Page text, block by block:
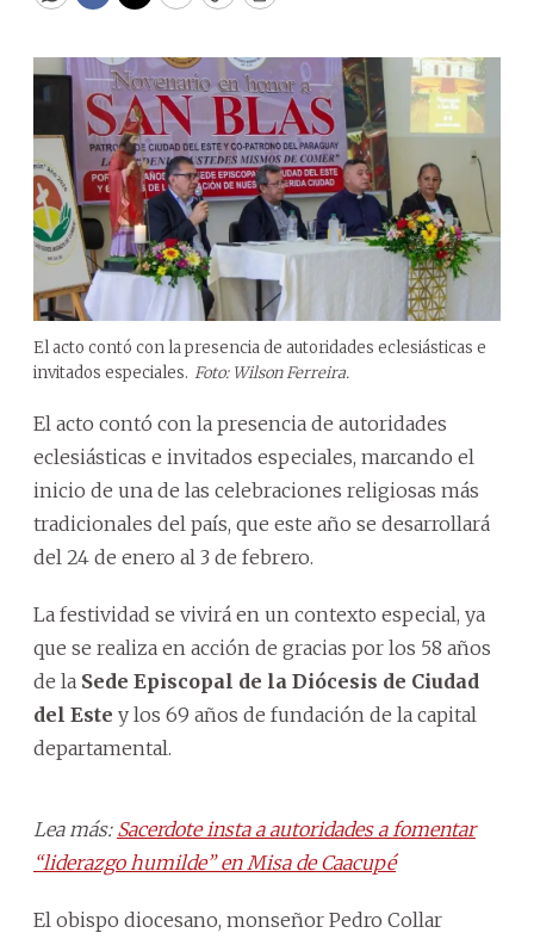
El acto contó con la presencia de autoridades eclesiásticas e
invitados especiales. Foto: Wilson Ferreira.
El acto contó con la presencia de autoridades
eclesiásticas e invitados especiales, marcando el
inicio de una de las celebraciones religiosas más
tradicionales del país, que este año se desarrollará
del 24 de enero al 3 de febrero.
La festividad se vivirá en un contexto especial, ya
que se realiza en acción de gracias por los 58 años
de la Sede Episcopal de la Diócesis de Ciudad
del Este y los 69 años de fundación de la capital
departamental.
Lea más: Sacerdote insta a autoridades a fomentar
“liderazgo humilde” en Misa de Caacupé
El obispo diocesano, monseñor Pedro Collar